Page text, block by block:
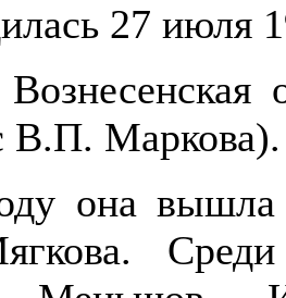
27 июля
В.П. Маркова).
она вышла